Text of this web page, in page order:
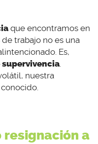
que encontramos en
trabajo no es una
Es,
.
nuestra
resignación a